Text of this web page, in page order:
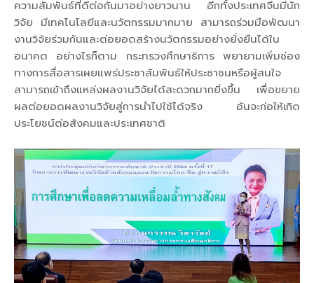
ความสัมพันธ์ที่ดีต่อกันมาอย่างยาวนาน อีกทั้งประเทศจีนมีนัก
วิจัย มีเทคโนโลยีและนวัตกรรมมากมาย สามารถร่วมมือพัฒนา
งานวิจัยร่วมกันและต่อยอดสร้างนวัตกรรมอย่างยั่งยืนได้ใน
อนาคต อย่างไรก็ตาม กระทรวงศึกษาธิการ พยายามเพิ่มช่อง
ทางการสื่อสารเผยแพร่ประชาสัมพันธ์ให้ประชาชนหรือผู้สนใจ
สามารถเข้าถึงแหล่งผลงานวิจัยได้สะดวกมากยิ่งขึ้น เพื่อขยาย
ผลต่อยอดผลงานวิจัยสู่การนำไปใช้ได้จริง อันจะก่อให้เกิด
ประโยชน์ต่อสังคมและประเทศชาติ